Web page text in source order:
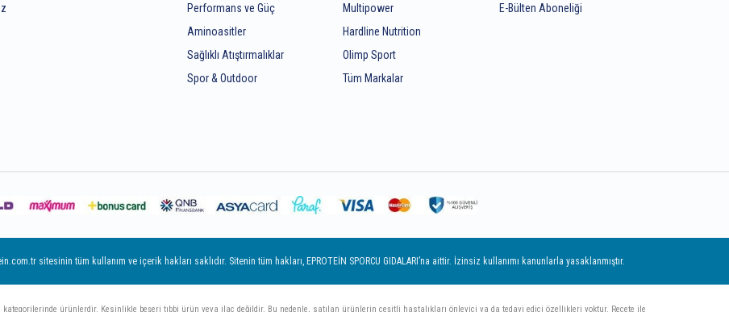
Performans ve Güç
Aminoasitler
Sağlıklı Atıştırmalıklar
Spor & Outdoor
Multipower
Hardline Nutrition
Olimp Sport
Tüm Markalar
E-Bülten Aboneliği
sitesinin tüm kullanım ve içerik hakları saklıdır. Sitenin tüm hakları, EPROTEİN SPORCU GIDALARI’na aittir. İzinsiz kullanımı kanunlarla yasaklanmıştır.
ürünlerdir. Kesinlikle beşeri tıbbi ürün veya ilaç değildir. Bu nedenle, satılan ürünlerin çeşitli hastalıkları önleyici ya da tedavi edici özellikleri yoktur. Reçete ile